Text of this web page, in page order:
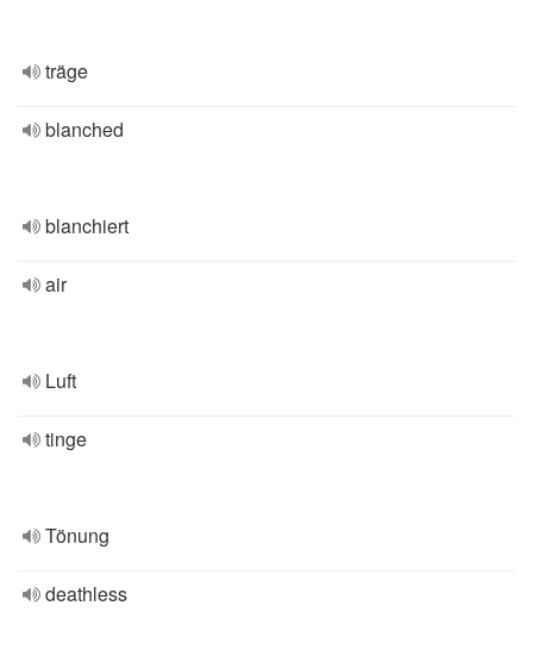
träge
blanched
blanchiert
air
Luft
tinge
Tönung
deathless